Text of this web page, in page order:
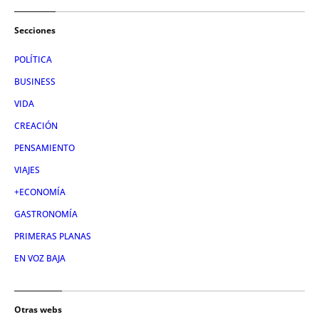
Secciones
POLÍTICA
BUSINESS
VIDA
CREACIÓN
PENSAMIENTO
VIAJES
+ECONOMÍA
GASTRONOMÍA
PRIMERAS PLANAS
EN VOZ BAJA
Otras webs